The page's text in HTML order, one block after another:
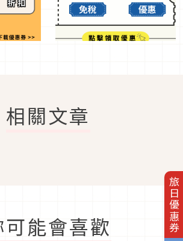
旅日優惠券
相關文章
可能會喜歡